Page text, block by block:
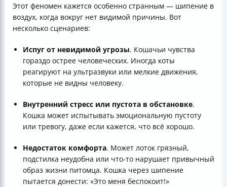
Этот феномен кажется особенно странным — шипение в
воздух, когда вокруг нет видимой причины. Вот
несколько сценариев:
Испуг от невидимой угрозы. Кошачьи чувства
гораздо острее человеческих. Иногда коты
реагируют на ультразвуки или мелкие движения,
которые не видны человеку.
Внутренний стресс или пустота в обстановке.
Кошка может испытывать эмоциональную пустоту
или тревогу, даже если кажется, что всё хорошо.
Недостаток комфорта. Может лоток грязный,
подстилка неудобна или что-то нарушает привычный
образ жизни питомца. Кошка через шипение
пытается донести: «Это меня беспокоит!»